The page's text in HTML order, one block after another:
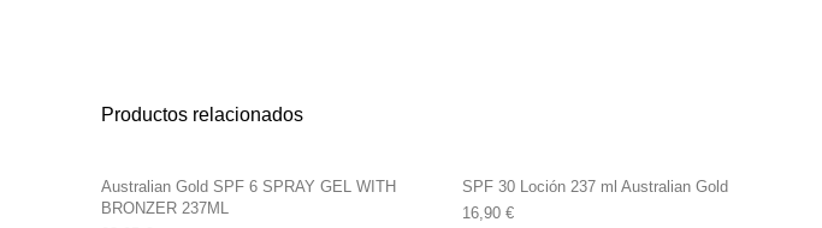
Productos relacionados
Australian Gold SPF 6 SPRAY GEL WITH
BRONZER 237ML
SPF 30 Loción 237 ml Australian Gold
16,90 €